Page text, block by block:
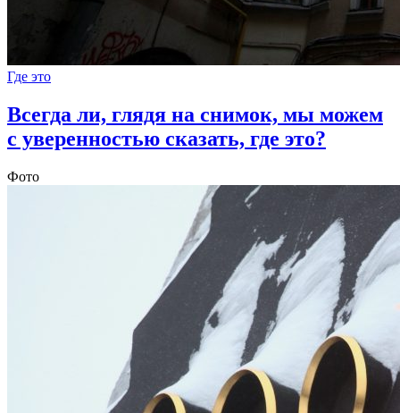
Где это
Всегда ли, глядя на снимок, мы можем
с уверенностью сказать, где это?
Фото